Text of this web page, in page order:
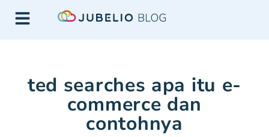
ted searches apa itu e-
commerce dan
contohnya